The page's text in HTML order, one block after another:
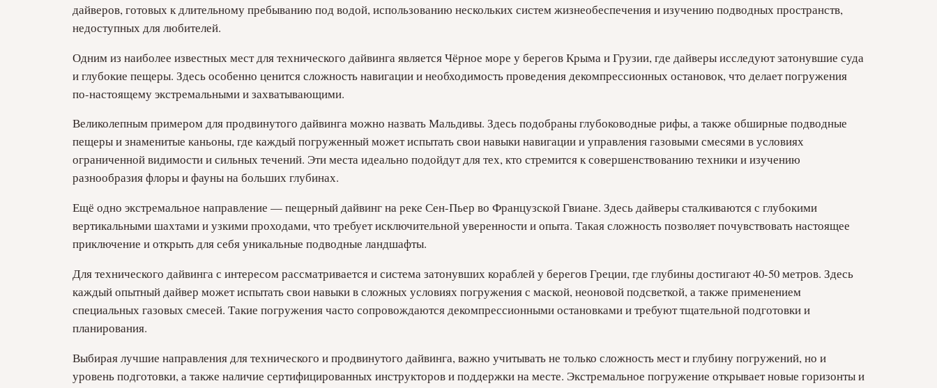
дайверов, готовых к длительному пребыванию под водой, использованию нескольких систем жизнеобеспечения и изучению подводных пространств,
недоступных для любителей.
Одним из наиболее известных мест для технического дайвинга является Чёрное море у берегов Крыма и Грузии, где дайверы исследуют затонувшие суда
и глубокие пещеры. Здесь особенно ценится сложность навигации и необходимость проведения декомпрессионных остановок, что делает погружения
по-настоящему экстремальными и захватывающими.
Великолепным примером для продвинутого дайвинга можно назвать Мальдивы. Здесь подобраны глубоководные рифы, а также обширные подводные
пещеры и знаменитые каньоны, где каждый погруженный может испытать свои навыки навигации и управления газовыми смесями в условиях
ограниченной видимости и сильных течений. Эти места идеально подойдут для тех, кто стремится к совершенствованию техники и изучению
разнообразия флоры и фауны на больших глубинах.
Ещё одно экстремальное направление — пещерный дайвинг на реке Сен-Пьер во Французской Гвиане. Здесь дайверы сталкиваются с глубокими
вертикальными шахтами и узкими проходами, что требует исключительной уверенности и опыта. Такая сложность позволяет почувствовать настоящее
приключение и открыть для себя уникальные подводные ландшафты.
Для технического дайвинга с интересом рассматривается и система затонувших кораблей у берегов Греции, где глубины достигают 40-50 метров. Здесь
каждый опытный дайвер может испытать свои навыки в сложных условиях погружения с маской, неоновой подсветкой, а также применением
специальных газовых смесей. Такие погружения часто сопровождаются декомпрессионными остановками и требуют тщательной подготовки и
планирования.
Выбирая лучшие направления для технического и продвинутого дайвинга, важно учитывать не только сложность мест и глубину погружений, но и
уровень подготовки, а также наличие сертифицированных инструкторов и поддержки на месте. Экстремальное погружение открывает новые горизонты и